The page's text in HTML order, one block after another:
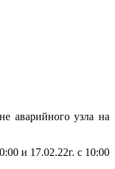
аварийного узла на
и 17.02.22г. с 10:00